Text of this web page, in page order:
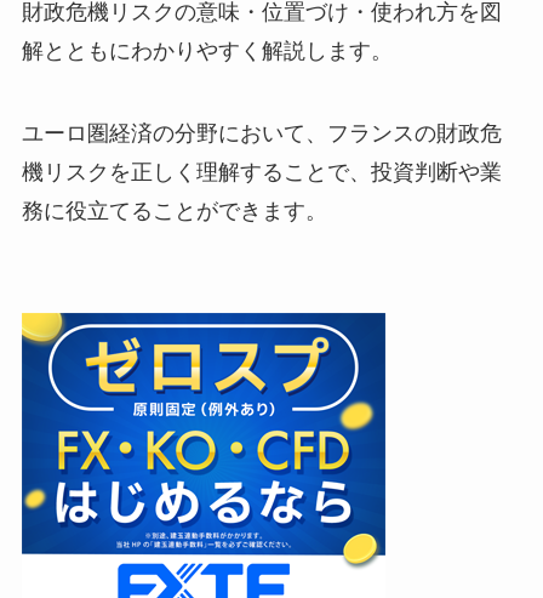
財政危機リスクの意味・位置づけ・使われ方を図
解とともにわかりやすく解説します。
ユーロ圏経済の分野において、フランスの財政危
機リスクを正しく理解することで、投資判断や業
務に役立てることができます。